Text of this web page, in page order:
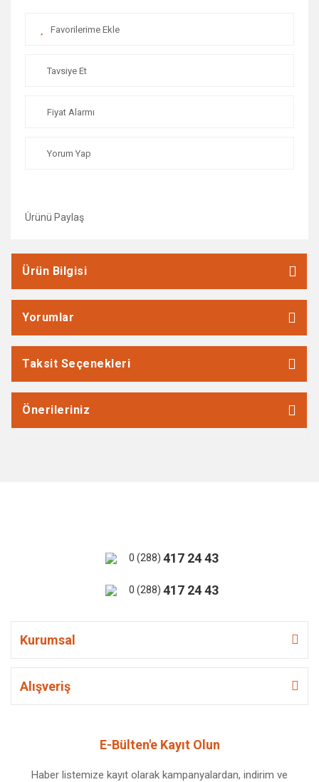
Tavsiye Et
Fiyat Alarmı
Yorum Yap
Ürünü Paylaş
Ürün Bilgisi
Yorumlar
Taksit Seçenekleri
Önerileriniz
0 (288) 417 24 43
0 (288) 417 24 43
Kurumsal
Alışveriş
E-Bülten'e Kayıt Olun
Haber listemize kayıt olarak kampanyalardan, indirim ve